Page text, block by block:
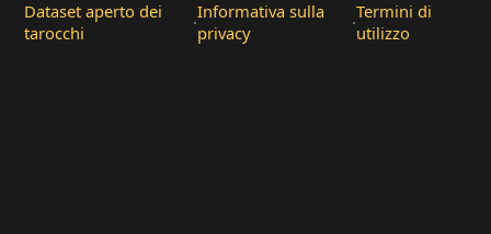
Dataset aperto dei
tarocchi
·Informativa sulla
privacy
·Termini di
utilizzo